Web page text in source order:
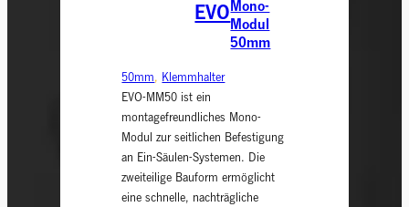
EVOMono-
Modul
50mm
50mm, Klemmhalter
EVO-MM50 ist ein
montagefreundliches Mono-
Modul zur seitlichen Befestigung
an Ein-Säulen-Systemen. Die
zweiteilige Bauform ermöglicht
eine schnelle, nachträgliche